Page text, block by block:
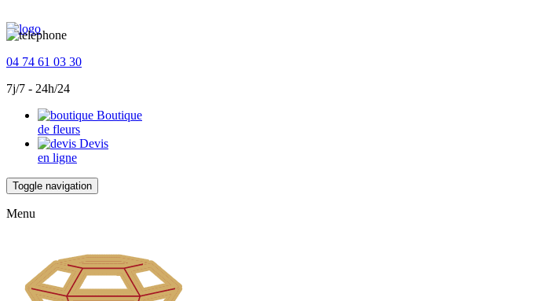
04 74 61 03 30
7j/7 - 24h/24
Boutique
de fleurs
Devis
en ligne
Toggle navigation
Menu